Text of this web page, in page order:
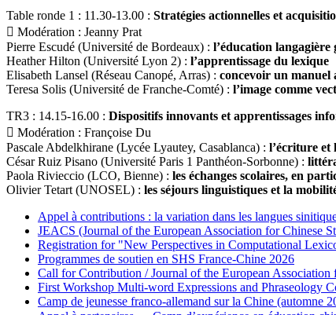
Table ronde 1 : 11.30-13.00 : Stratégies actionnelles et
 Modération : Jeanny Prat
Pierre Escudé (Université de Bordeaux) : l’éducation langagière
Heather Hilton (Université Lyon 2) : l’apprentissage du lexique
Elisabeth Lansel (Réseau Canopé, Arras) : concevoir un manuel
Teresa Solis (Université de Franche-Comté) : l’image comme
TR3 : 14.15-16.00 : Dispositifs innovants et apprentissages
 Modération : Françoise Du
Pascale Abdelkhirane (Lycée Lyautey, Casablanca) : l’écriture et
César Ruiz Pisano (Université Paris 1 Panthéon-Sorbonne) :
Paola Rivieccio (LCO, Bienne) : les échanges scolaires, en
Olivier Tetart (UNOSEL) : les séjours linguistiques et la
Appel à contributions : la variation dans les langues
JEACS (Journal of the European Association for Chinese
Registration for "New Perspectives in Computational
Programmes de soutien en SHS France-Chine 2026
Call for Contribution / Journal of the European
First Workshop Multi-word Expressions and Phraseology
Camp de jeunesse franco-allemand sur la Chine (automne